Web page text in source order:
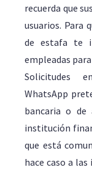
recuerda que
usuarios. Para
de estafa te
empleadas
Solicitudes
WhatsApp
bancaria o
institución
que está
hace caso a